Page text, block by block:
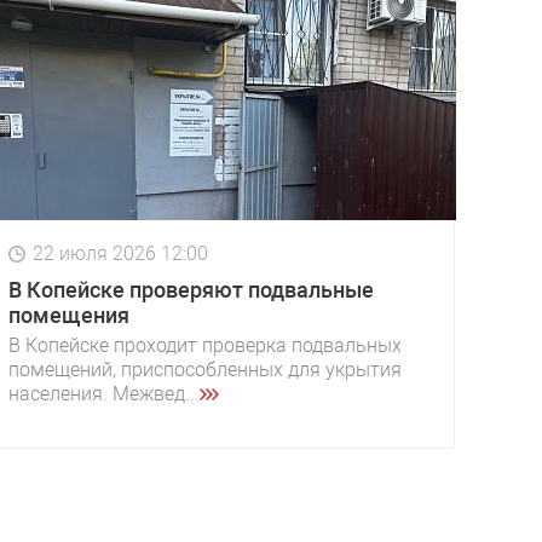
22 июля 2026 12:00
В Копейске проверяют подвальные
помещения
В Копейске проходит проверка подвальных
помещений, приспособленных для укрытия
населения. Межвед...